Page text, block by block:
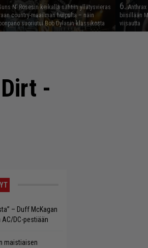
N’ Rosesin keikalla nähtiin yllätysvieras
country-maailman huipulta – näin
suoriutui Bob Dylanin klassikosta
6.
biisillään
viisautta
-
– Duff McKagan
DC-pestiään
maistiaisen